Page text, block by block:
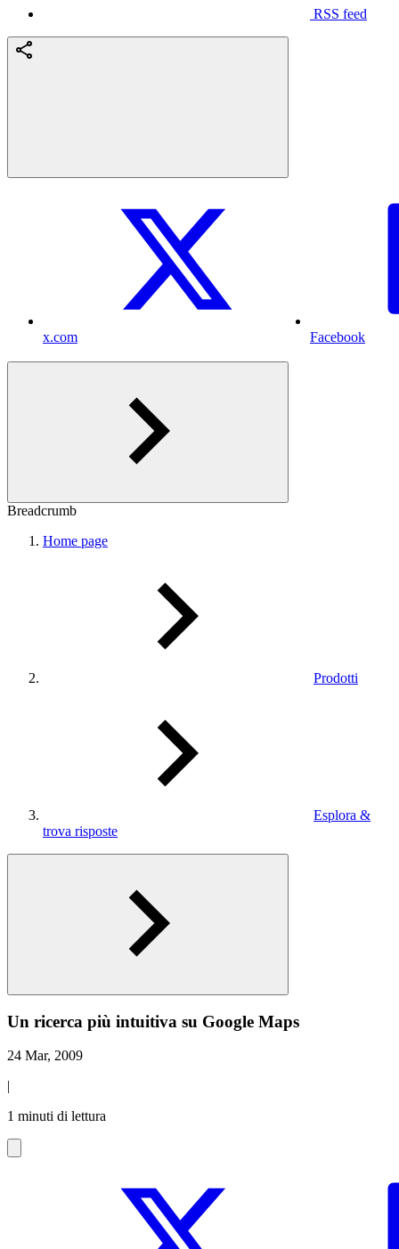
RSS feed
x.com Facebook
Breadcrumb
Home page
Prodotti
Esplora &
trova risposte
Un ricerca più intuitiva su Google Maps
24 Mar, 2009
|
1 minuti di lettura